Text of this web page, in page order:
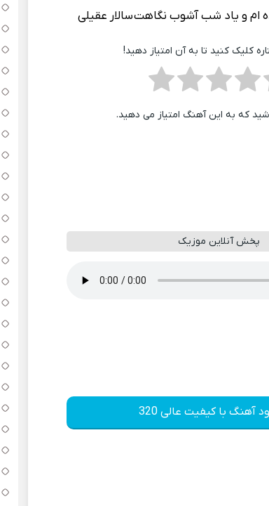
ام و یاد شب آشوب نگاهتسالار عقیلی
کلیک کنید تا به آن امتیاز دهید!
که به این آهنگ امتیاز می دهید.
پخش آنلاین موزیک
آهنگ با کیفیت عالی 320